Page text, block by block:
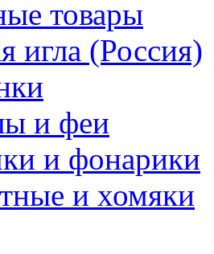
товары
игла (Россия)
и феи
и фонарики
и хомяки